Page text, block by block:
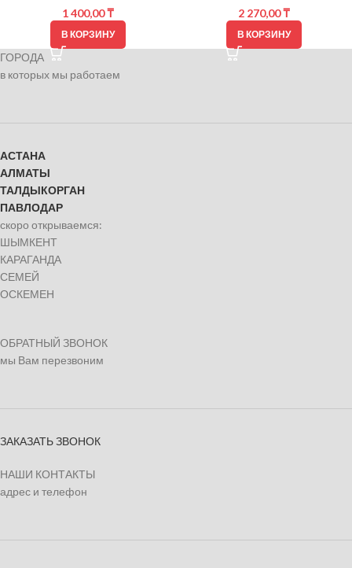
1 400,00₸
В КОРЗИНУ
2 270,00₸
В КОРЗИНУ
ГОРОДА
в которых мы работаем
АСТАНА
АЛМАТЫ
ТАЛДЫКОРГАН
ПАВЛОДАР
скоро открываемся:
ШЫМКЕНТ
КАРАГАНДА
СЕМЕЙ
ОСКЕМЕН
ОБРАТНЫЙ ЗВОНОК
мы Вам перезвоним
ЗАКАЗАТЬ ЗВОНОК
НАШИ КОНТАКТЫ
адрес и телефон